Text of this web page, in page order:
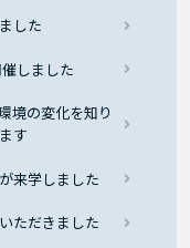
した
しました
境の変化を知り
す
来学しました
ただきました